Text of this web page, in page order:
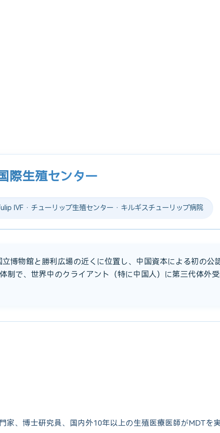
際生殖センター
IVF · チューリップ生殖センター · キルギスチューリップ病院
博物館と勝利広場の近くに位置し、中国資本による初の公
制で、世界中のクライアント（特に中国人）に第三代体外
家、博士研究員、国内外10年以上の生殖医療医師がMDTを